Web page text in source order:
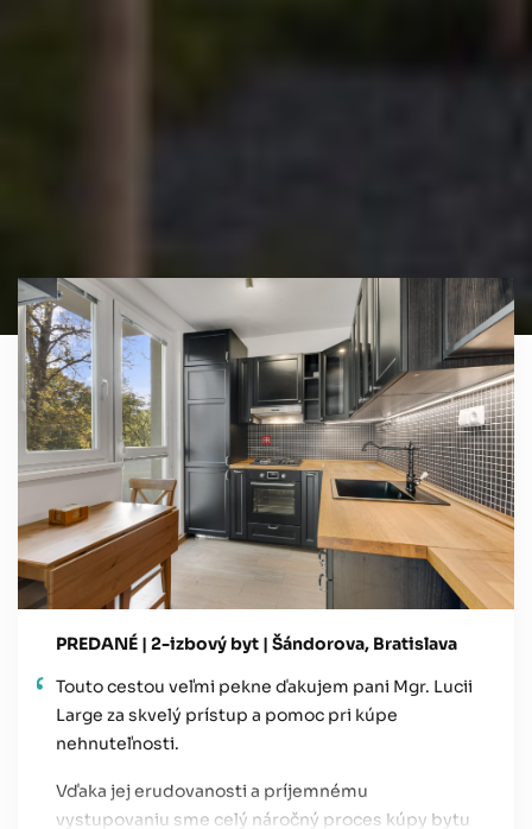
PREDANÉ | 2-izbový byt | Šándorova, Bratislava
Touto cestou veľmi pekne ďakujem pani Mgr. Lucii
Large za skvelý prístup a pomoc pri kúpe
nehnuteľnosti.
Vďaka jej erudovanosti a príjemnému
vystupovaniu sme celý náročný proces kúpy bytu